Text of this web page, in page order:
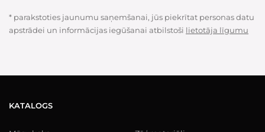
* parakstoties jaunumu saņemšanai, jūs piekrītat personas datu
apstrādei un informācijas iegūšanai atbilstoši lietotāja līgumu
KATALOGS